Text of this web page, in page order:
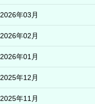
2026年03月
2026年02月
2026年01月
2025年12月
2025年11月